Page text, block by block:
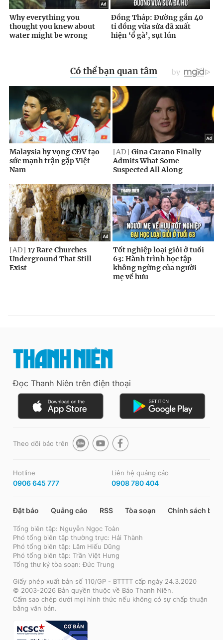
Đọc Thanh Niên trên điện thoại
Theo dõi báo trên
Hotline
0906 645 777
Liên hệ quảng cáo
0908 780 404
Đặt báo Quảng cáo RSS Tòa soạn Chính sách bảo
Tổng biên tập: Nguyễn Ngọc Toàn
Phó tổng biên tập thường trực: Hải Thành
Phó tổng biên tập: Lâm Hiếu Dũng
Phó tổng biên tập: Trần Việt Hưng
Tổng thư ký tòa soạn: Đức Trung
Giấy phép xuất bản số 110/GP - BTTTT cấp ngày 24.3.2020
© 2003-2026 Bản quyền thuộc về Báo Thanh Niên.
Cấm sao chép dưới mọi hình thức nếu không có sự chấp thuận
bằng văn bản.